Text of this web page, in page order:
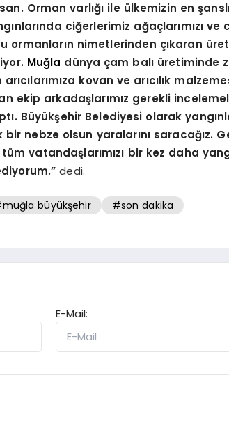
Orman varlığı ile ülkemizin en
ciğerlerimiz ağaçlarımızı ve
ormanların nimetlerinden çıkaran
Muğla dünya çam balı üretiminde
kovan ve arıcılık
ekip arkadaşlarımız gerekli
Büyükşehir Belediyesi olarak
nebze olsun yaralarını saracağız.
tüm vatandaşlarımızı bir kez daha
dedi.
büyükşehir #son dakika
E-Mail: